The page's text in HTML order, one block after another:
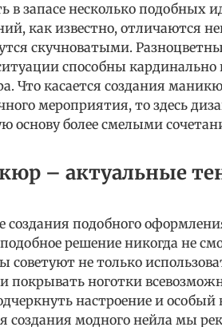
в запасе несколько подобных
как известно, отличаются
скучноватыми.
способны кардинально
Что касается создания
мероприятия, то здесь
основу более смелыми
– актуальные
создания подобного
подобное решение никогда не
советуют не только
покрывать ноготки
настроение и особый
создания модного нейла мы